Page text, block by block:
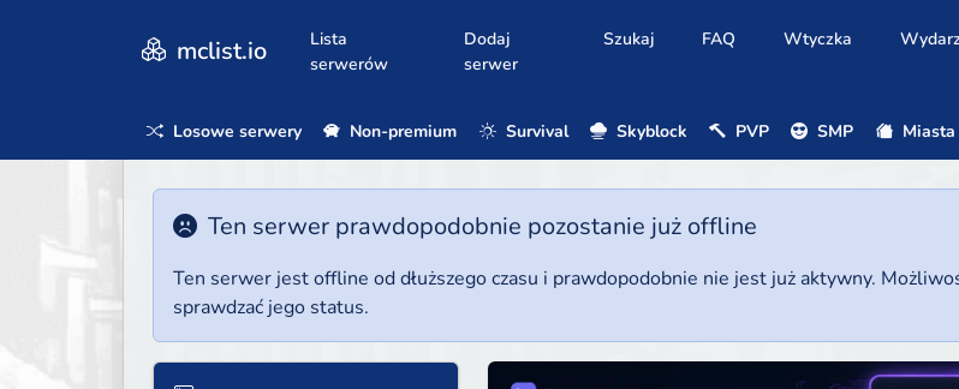
mclist.io
Lista
serwerów
Dodaj
serwer
Szukaj FAQ Wtyczka
Losowe serwery Non-premium Survival Skyblock PVP SMP Miasta
Ten serwer prawdopodobnie pozostanie już offline
Ten serwer jest offline od dłuższego czasu i prawdopodobnie nie jest już aktywny.
sprawdzać jego status.